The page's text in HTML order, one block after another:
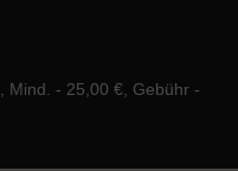
, Mind. - 25,00 €, Gebühr -